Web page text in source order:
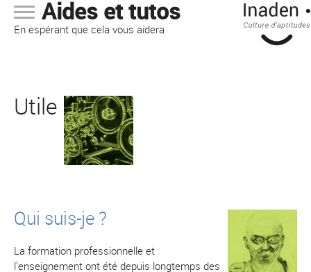
Aides et tutos
En espérant que cela vous aidera
Utile
Qui suis-je ?
La formation professionnelle et
l’enseignement ont été depuis longtemps des